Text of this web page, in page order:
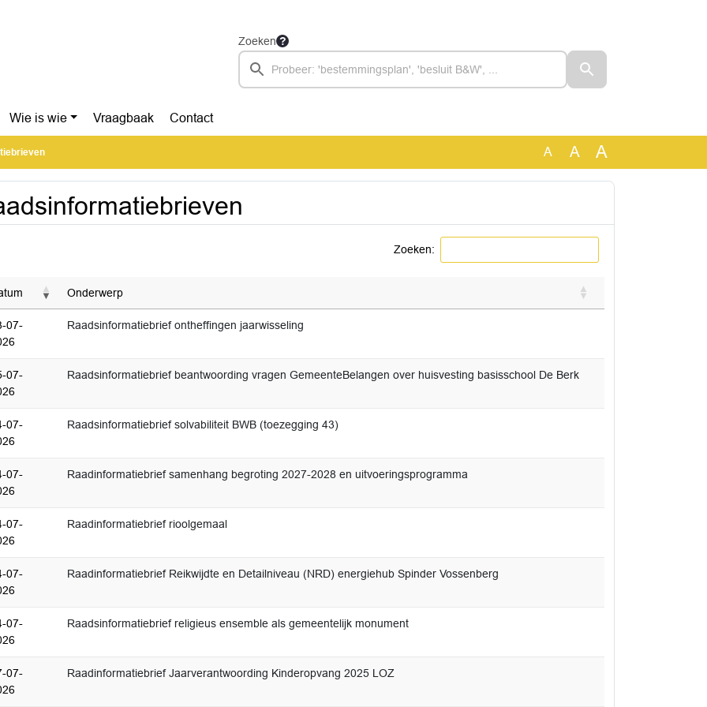
Zoeken
Wie is wie Vraagbaak Contact
A A A
Zoeken:
Onderwerp
07-
Raadsinformatiebrief ontheffingen jaarwisseling
07-
Raadsinformatiebrief beantwoording vragen GemeenteBelangen over huisvesting basisschool De Berk
07-
Raadsinformatiebrief solvabiliteit BWB (toezegging 43)
07-
Raadinformatiebrief samenhang begroting 2027-2028 en uitvoeringsprogramma
07-
Raadinformatiebrief rioolgemaal
07-
Raadinformatiebrief Reikwijdte en Detailniveau (NRD) energiehub Spinder Vossenberg
07-
Raadsinformatiebrief religieus ensemble als gemeentelijk monument
07-
Raadinformatiebrief Jaarverantwoording Kinderopvang 2025 LOZ